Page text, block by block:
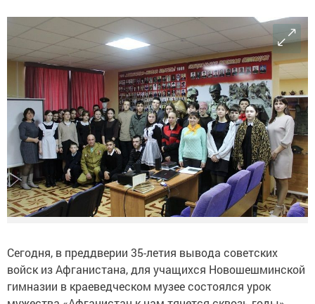
Сегодня, в преддверии 35-летия вывода советских
войск из Афганистана, для учащихся Новошешминской
гимназии в краеведческом музее состоялся урок